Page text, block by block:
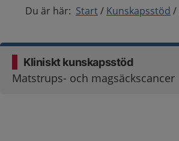
Du är här: Start Kunskapsstöd
Kliniskt kunskapsstöd
Matstrups- och magsäckscancer